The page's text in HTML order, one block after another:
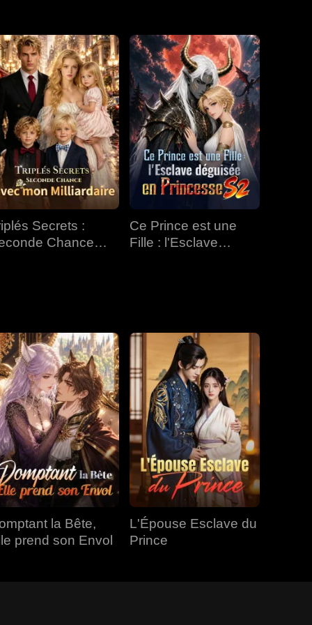
EP 34 EP 35 EP 36
EP 37 EP 38 EP 39
EP 40
Secrets :
Chance
Ce Prince est une
Fille : l'Esclave
la Bête,
prend son Envol
L'Épouse Esclave du
Prince